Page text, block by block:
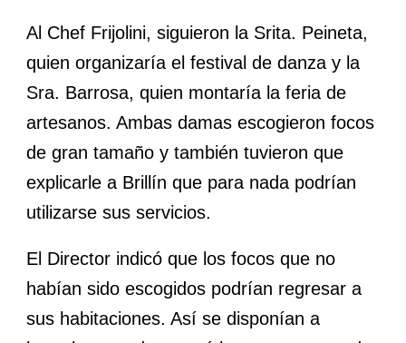
Al Chef Frijolini, siguieron la Srita. Peineta,
quien organizaría el festival de danza y la
Sra. Barrosa, quien montaría la feria de
artesanos. Ambas damas escogieron focos
de gran tamaño y también tuvieron que
explicarle a Brillín que para nada podrían
utilizarse sus servicios.
El Director indicó que los focos que no
habían sido escogidos podrían regresar a
sus habitaciones. Así se disponían a